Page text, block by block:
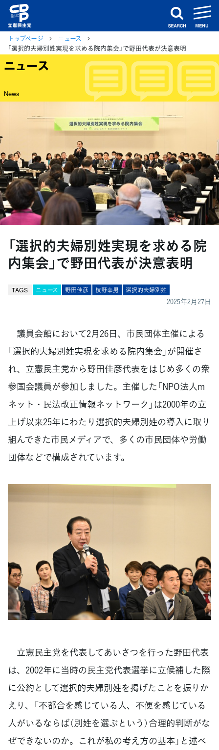
search
トップページ
ニュース
「選択的夫婦別姓実現を求める院内集会」で野田代表が決意表明
ニュース
News
「選択的夫婦別姓実現を求める院
内集会」で野田代表が決意表明
TAGS ニュース 野田佳彦 枝野幸男 選択的夫婦別姓
2025年2月27日
議員会館において2月26日、市民団体主催による
「選択的夫婦別姓実現を求める院内集会」が開催さ
れ、立憲民主党から野田佳彦代表をはじめ多くの衆
参国会議員が参加しました。主催した「NPO法人m
ネット・民法改正情報ネットワーク」は2000年の立
上げ以来25年にわたり選択的夫婦別姓の導入に取り
組んできた市民メディアで、多くの市民団体や労働
団体などで構成されています。
立憲民主党を代表してあいさつを行った野田代表
は、2002年に当時の民主党代表選挙に立候補した際
に公約として選択的夫婦別姓を掲げたことを振りか
えり、「不都合を感じている人、不便を感じている
人がいるならば（別姓を選ぶという）合理的判断がな
ぜできないのか。これが私の考え方の基本」と述べ